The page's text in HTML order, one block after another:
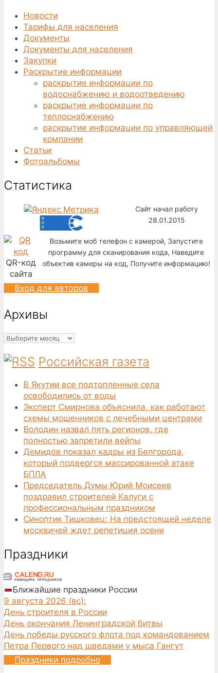
Новости
Тарифы для населения
Документы
Документы для населения
Закупки
Раскрытие информации
раскрытие информации по
водоснабжению и водоотведению
раскрытие информации по
теплоснабжению
раскрытие информации по управляющей
компании
Статьи
Фотоальбомы
Статистика
Сайт начал работу
28.01.2015
QR-код
сайта
Возьмите моб телефон с камерой, Запустите
программу для сканирования кода, Наведите
объектив камеры на код, Получите информацию!
Вход для авторов
Архивы
Архивы
Российская газета
В Якутии все подтопленные села
освободились от воды
Эксперт Смирнова объяснила, как работают
схемы мошенников с лечебными центрами
Володин назвал пять регионов, где
полностью запретили вейпы
Демидов показал кадры из Белгорода,
который подвергся массированной атаке
БПЛА
Председатель Думы Юрий Моисеев
поздравил строителей Калуги с
профессиональным праздником
Синоптик Тишковец: На предстоящей неделе
москвичей ждет репетиция осени
Праздники
Ближайшие праздники России
9 августа 2026 (вс):
День строителя в России
День окончания Ленинградской битвы
День победы русского флота под командованием
Петра Первого над шведами у мыса Гангут
Праздники подробно